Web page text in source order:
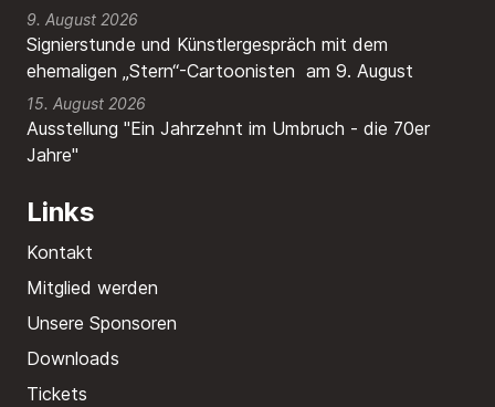
9. August 2026
Signierstunde und Künstlergespräch mit dem
ehemaligen „Stern“-Cartoonisten am 9. August
15. August 2026
Ausstellung "Ein Jahrzehnt im Umbruch - die 70er
Jahre"
Links
Kontakt
Mitglied werden
Unsere Sponsoren
Downloads
Tickets